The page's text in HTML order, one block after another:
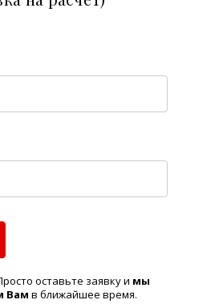
оставьте заявку и мы
Вам в ближайшее время.